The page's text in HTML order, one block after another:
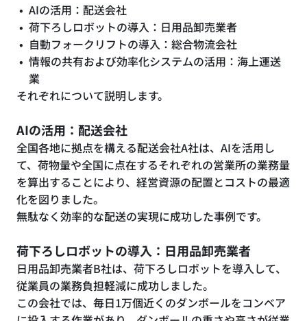
AIの活用：配送会社
荷下ろしロボットの導入：日用品卸売業者
自動フォークリフトの導入：総合物流会社
情報の共有および効率化システムの活用：海上運送
業
それぞれについて説明します。
AIの活用：配送会社
全国各地に拠点を構える配送会社A社は、AIを活用し
て、荷物量や全国に点在するそれぞれの営業所の業務量
を算出することにより、経営資源の配置とコストの最適
化を図りました。
無駄なく効率的な配送の実現に成功した事例です。
荷下ろしロボットの導入：日用品卸売業者
日用品卸売業者B社は、荷下ろしロボットを導入して、
従業員の業務負担軽減に成功しました。
この会社では、毎日1万個近くのダンボールをコンベア